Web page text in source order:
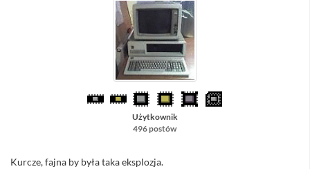
Użytkownik
496 postów
Kurcze, fajna by była taka eksplozja.